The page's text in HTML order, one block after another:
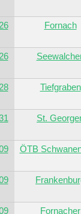
Fornach
Tiefgraben
St.
ÖTB
Fornacher